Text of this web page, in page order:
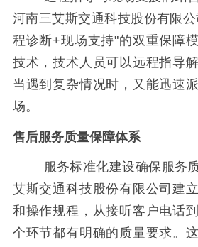
河南三艾斯交通科技股份有限
程诊断+现场支持"的双重保障
技术，技术人员可以远程指导
当遇到复杂情况时，又能迅速
场。
售后服务质量保障体系
服务标准化建设确保服务质
艾斯交通科技股份有限公司建
和操作规程，从接听客户电话
个环节都有明确的质量要求。